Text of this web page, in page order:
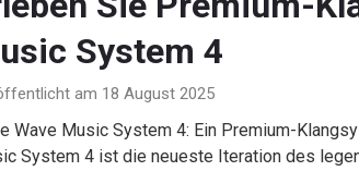
System 4
am 18 August 2025
Wave Music System 4: Ein Premium-
System 4 ist die neueste Iteration des